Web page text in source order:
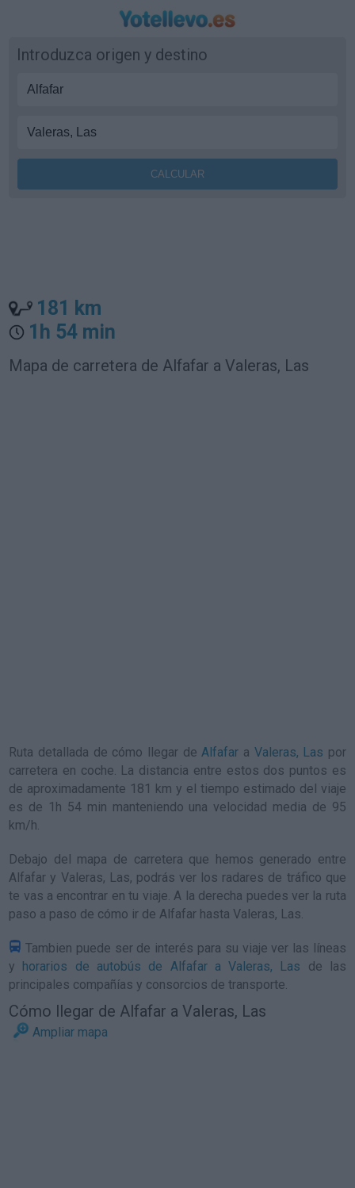
Introduzca origen y destino
181 km
1h 54 min
Mapa de carretera de Alfafar a Valeras, Las
Ruta detallada de cómo llegar deAlfafar a Valeras, Las por
carretera en coche. La distancia entre estos dos puntos es
de aproximadamente 181 km y el tiempo estimado del viaje
es de 1h 54 min manteniendo una velocidad media de 95
km/h.
Debajo del mapa de carretera que hemos generado entre
Alfafar y Valeras, Las, podrás ver los radares de tráfico que
te vas a encontrar en tu viaje. A la derecha puedes ver la ruta
paso a paso de cómo ir de Alfafar hasta Valeras, Las.
Tambien puede ser de interés para su viaje ver las líneas
y horarios de autobús de Alfafar a Valeras, Las de las
principales compañías y consorcios de transporte.
Cómo llegar de Alfafar a Valeras, Las
Ampliar mapa